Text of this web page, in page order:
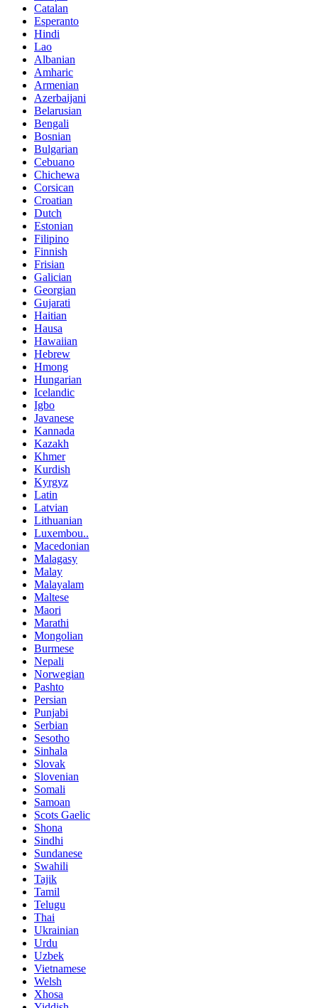
Catalan
Esperanto
Hindi
Lao
Albanian
Amharic
Armenian
Azerbaijani
Belarusian
Bengali
Bosnian
Bulgarian
Cebuano
Chichewa
Corsican
Croatian
Dutch
Estonian
Filipino
Finnish
Frisian
Galician
Georgian
Gujarati
Haitian
Hausa
Hawaiian
Hebrew
Hmong
Hungarian
Icelandic
Igbo
Javanese
Kannada
Kazakh
Khmer
Kurdish
Kyrgyz
Latin
Latvian
Lithuanian
Luxembou..
Macedonian
Malagasy
Malay
Malayalam
Maltese
Maori
Marathi
Mongolian
Burmese
Nepali
Norwegian
Pashto
Persian
Punjabi
Serbian
Sesotho
Sinhala
Slovak
Slovenian
Somali
Samoan
Scots Gaelic
Shona
Sindhi
Sundanese
Swahili
Tajik
Tamil
Telugu
Thai
Ukrainian
Urdu
Uzbek
Vietnamese
Welsh
Xhosa